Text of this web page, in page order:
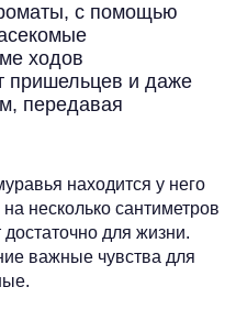
с помощью
ходов
пришельцев и даже
передавая
находится у него
несколько сантиметров
для жизни.
важные чувства для